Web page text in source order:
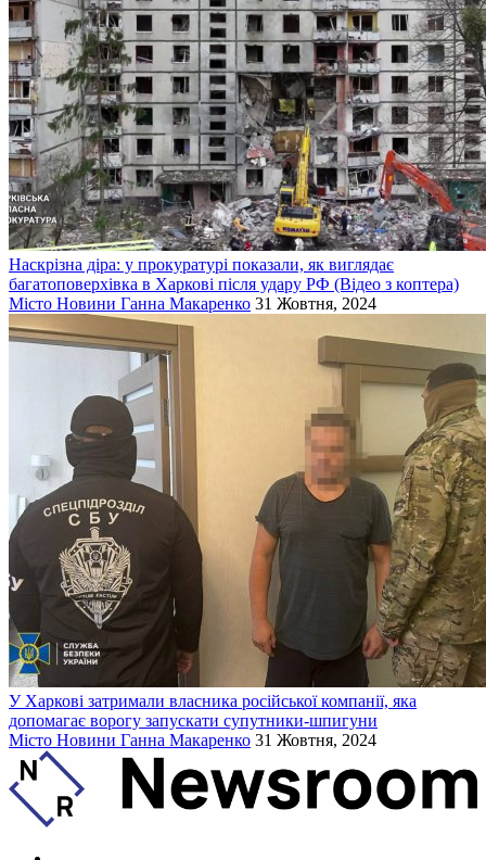
Наскрізна діра: у прокуратурі показали, як виглядає
багатоповерхівка в Харкові після удару РФ (Відео з коптера)
Місто Новини Ганна Макаренко 31 Жовтня, 2024
У Харкові затримали власника російської компанії, яка
допомагає ворогу запускати супутники-шпигуни
Місто Новини Ганна Макаренко 31 Жовтня, 2024